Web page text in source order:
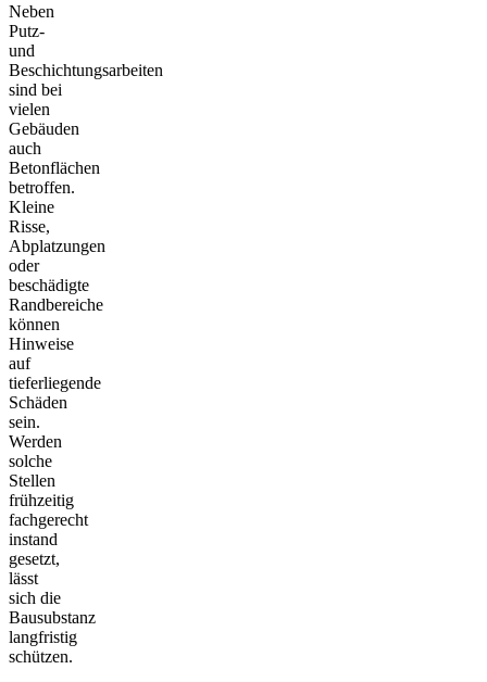
Neben
Putz-
und
Beschichtungsarbeiten
sind bei
vielen
Gebäuden
auch
Betonflächen
betroffen.
Kleine
Risse,
Abplatzungen
oder
beschädigte
Randbereiche
können
Hinweise
auf
tieferliegende
Schäden
sein.
Werden
solche
Stellen
frühzeitig
fachgerecht
instand
gesetzt,
lässt
sich die
Bausubstanz
langfristig
schützen.